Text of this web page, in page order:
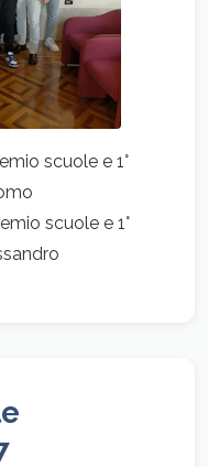
scuole e 1°
scuole e 1°